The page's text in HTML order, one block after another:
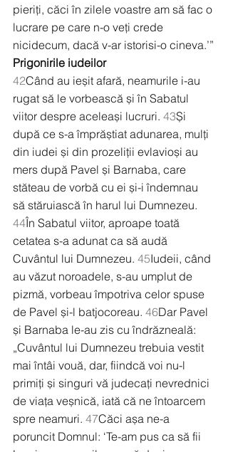
pieriți, căci în zilele voastre am să fac o
lucrare pe care n-o veți crede
nicidecum, dacă v-ar istorisi-o cineva.’”
Prigonirile iudeilor
42Când au ieșit afară, neamurile i-au
rugat să le vorbească și în Sabatul
viitor despre aceleași lucruri. 43Și
după ce s-a împrăștiat adunarea, mulți
din iudei și din prozeliții evlavioși au
mers după Pavel și Barnaba, care
stăteau de vorbă cu ei și-i îndemnau
să stăruiască în harul lui Dumnezeu.
44În Sabatul viitor, aproape toată
cetatea s-a adunat ca să audă
Cuvântul lui Dumnezeu. 45Iudeii, când
au văzut noroadele, s-au umplut de
pizmă, vorbeau împotriva celor spuse
de Pavel și-l batjocoreau. 46Dar Pavel
și Barnaba le-au zis cu îndrăzneală:
„Cuvântul lui Dumnezeu trebuia vestit
mai întâi vouă, dar, fiindcă voi nu-l
primiți și singuri vă judecați nevrednici
de viața veșnică, iată că ne întoarcem
spre neamuri. 47Căci așa ne-a
poruncit Domnul: ‘Te-am pus ca să fii